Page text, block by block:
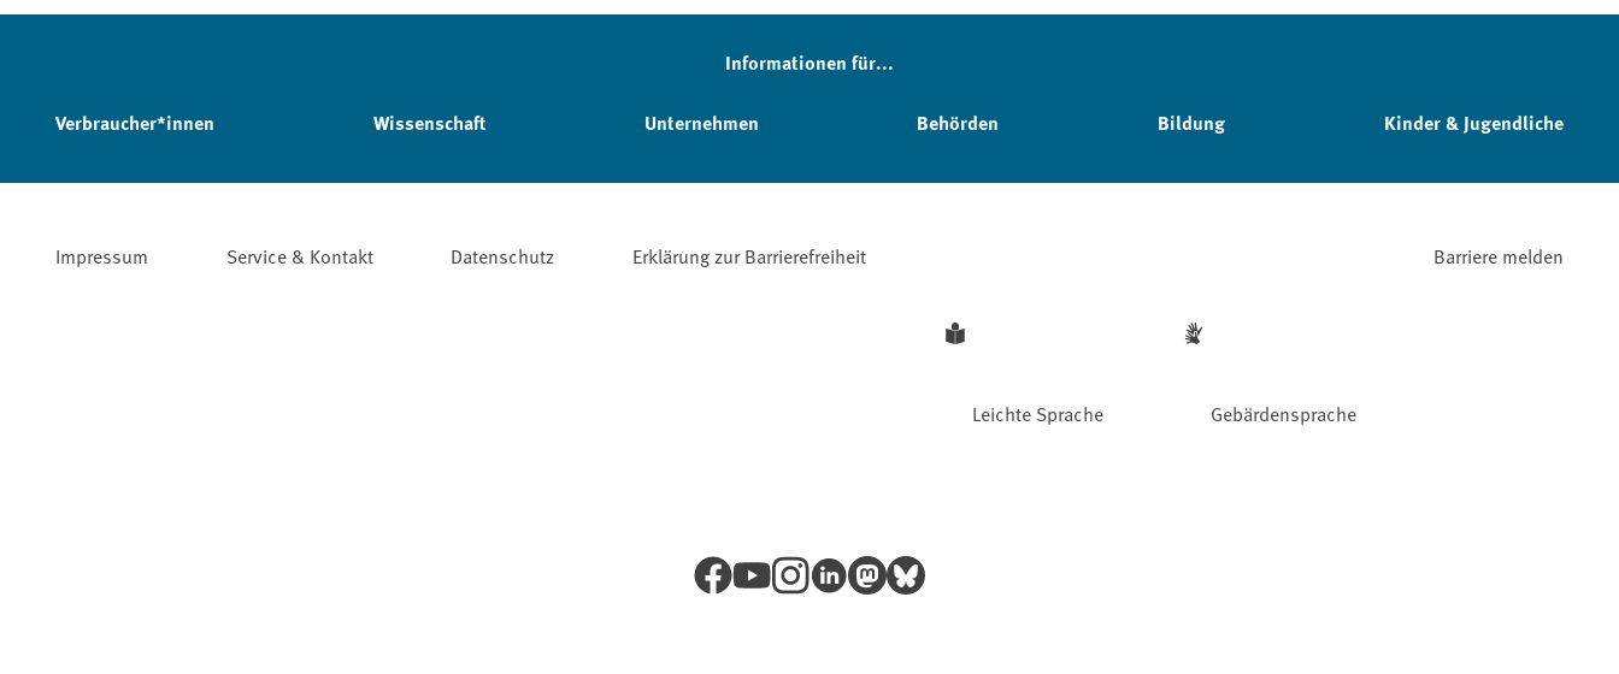
Informationen für...
Verbraucher*innen Wissenschaft Unternehmen Behörden Bildung Kinder & Jugendliche
Impressum Service & Kontakt Datenschutz Erklärung zur Barrierefreiheit
Leichte Sprache Gebärdensprache
Barriere melden